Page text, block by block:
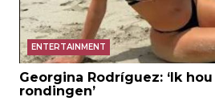
ENTERTAINMENT
Georgina Rodríguez: ‘Ik
rondingen’